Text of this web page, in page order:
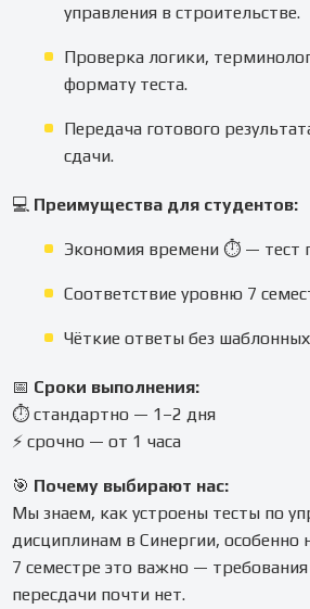
управления в строительстве.
Проверка логики,
формату теста.
Передача готового
сдачи.
💻 Преимущества для студентов:
Экономия времени ⏱ — тест
Соответствие уровню 7
Чёткие ответы без
📅 Сроки выполнения:
⏱ стандартно — 1–2 дня
⚡ срочно — от 1 часа
🎯 Почему выбирают нас:
Мы знаем, как устроены тесты по
дисциплинам в Синергии, особенно
7 семестре это важно —
пересдачи почти нет.